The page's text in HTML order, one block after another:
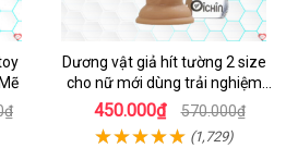
Dương vật giả hít tường 2 size
cho nữ mới dùng trải nghiệm
thật
450.000₫ 570.000₫
(1,729)